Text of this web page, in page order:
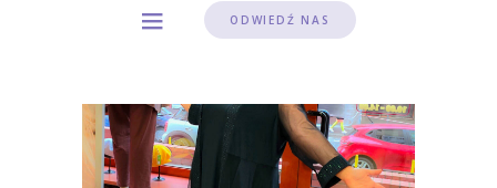
ODWIEDŹ NAS